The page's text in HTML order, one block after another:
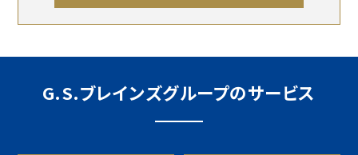
G.S.ブレインズグループのサービス